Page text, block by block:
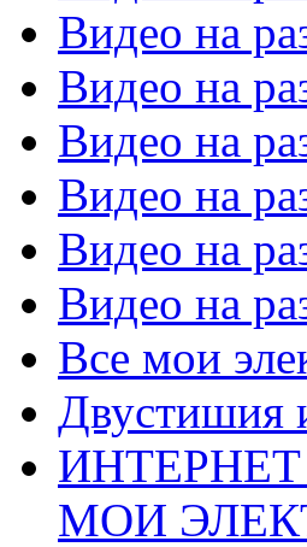
Видео на
Видео на
Видео на
Видео на
Видео на
Видео на
Все мои
Двустишия
МОИ